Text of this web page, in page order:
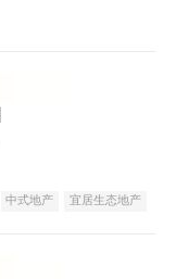
中式地产
宜居生态地产